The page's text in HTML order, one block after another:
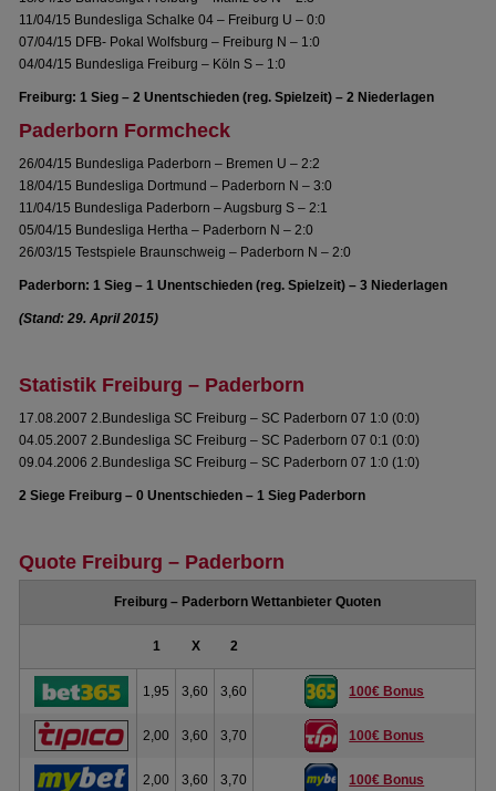
11/04/15 Bundesliga Schalke 04 – Freiburg U – 0:0
07/04/15 DFB- Pokal Wolfsburg – Freiburg N – 1:0
04/04/15 Bundesliga Freiburg – Köln S – 1:0
Freiburg: 1 Sieg – 2 Unentschieden (reg. Spielzeit) – 2 Niederlagen
Paderborn Formcheck
26/04/15 Bundesliga Paderborn – Bremen U – 2:2
18/04/15 Bundesliga Dortmund – Paderborn N – 3:0
11/04/15 Bundesliga Paderborn – Augsburg S – 2:1
05/04/15 Bundesliga Hertha – Paderborn N – 2:0
26/03/15 Testspiele Braunschweig – Paderborn N – 2:0
Paderborn: 1 Sieg – 1 Unentschieden (reg. Spielzeit) – 3 Niederlagen
(Stand: 29. April 2015)
Statistik Freiburg – Paderborn
17.08.2007 2.Bundesliga SC Freiburg – SC Paderborn 07 1:0 (0:0)
04.05.2007 2.Bundesliga SC Freiburg – SC Paderborn 07 0:1 (0:0)
09.04.2006 2.Bundesliga SC Freiburg – SC Paderborn 07 1:0 (1:0)
2 Siege Freiburg – 0 Unentschieden – 1 Sieg Paderborn
Quote Freiburg – Paderborn
Freiburg – Paderborn Wettanbieter Quoten
1 X 2
1,95 3,60 3,60 100€ Bonus
2,00 3,60 3,70 100€ Bonus
2,00 3,60 3,70 100€ Bonus